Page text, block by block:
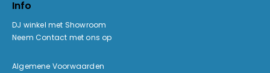
Info
DJ winkel met Showroom
Neem Contact met ons op
Algemene Voorwaarden